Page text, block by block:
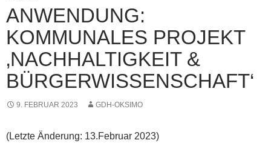
ANWENDUNG:
KOMMUNALES PROJEKT
‚NACHHALTIGKEIT &
BÜRGERWISSENSCHAFT‘
9. FEBRUAR 2023 GDH-OKSIMO
(Letzte Änderung: 13.Februar 2023)